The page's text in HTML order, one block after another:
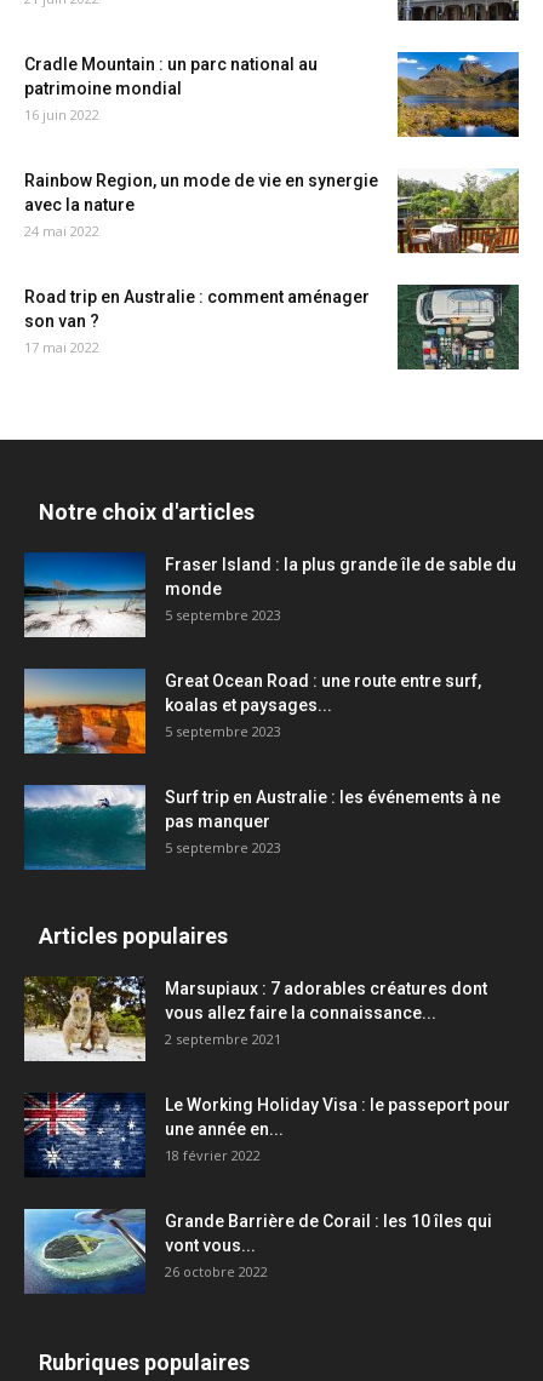
Cradle Mountain : un parc national au
patrimoine mondial
16 juin 2022
Rainbow Region, un mode de vie en synergie
avec la nature
24 mai 2022
Road trip en Australie : comment aménager
son van ?
17 mai 2022
Notre choix d'articles
Fraser Island : la plus grande île de sable du
monde
5 septembre 2023
Great Ocean Road : une route entre surf,
koalas et paysages...
5 septembre 2023
Surf trip en Australie : les événements à ne
pas manquer
5 septembre 2023
Articles populaires
Marsupiaux : 7 adorables créatures dont
vous allez faire la connaissance...
2 septembre 2021
Le Working Holiday Visa : le passeport pour
une année en...
18 février 2022
Grande Barrière de Corail : les 10 îles qui
vont vous...
26 octobre 2022
Rubriques populaires